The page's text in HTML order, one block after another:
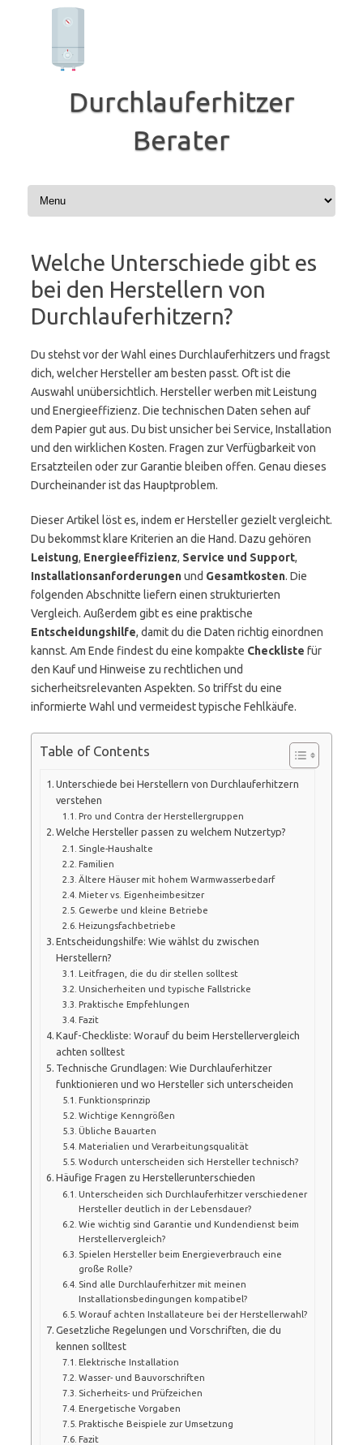
Durchlauferhitzer
Berater
Welche Unterschiede gibt es
bei den Herstellern von
Durchlauferhitzern?
Du stehst vor der Wahl eines Durchlauferhitzers und fragst
dich, welcher Hersteller am besten passt. Oft ist die
Auswahl unübersichtlich. Hersteller werben mit Leistung
und Energieeffizienz. Die technischen Daten sehen auf
dem Papier gut aus. Du bist unsicher bei Service, Installation
und den wirklichen Kosten. Fragen zur Verfügbarkeit von
Ersatzteilen oder zur Garantie bleiben offen. Genau dieses
Durcheinander ist das Hauptproblem.
Dieser Artikel löst es, indem er Hersteller gezielt vergleicht.
Du bekommst klare Kriterien an die Hand. Dazu gehören
Leistung, Energieeffizienz, Service und Support,
Installationsanforderungenund Gesamtkosten. Die
folgenden Abschnitte liefern einen strukturierten
Vergleich. Außerdem gibt es eine praktische
Entscheidungshilfe, damit du die Daten richtig einordnen
kannst. Am Ende findest du eine kompakte Checkliste für
den Kauf und Hinweise zu rechtlichen und
sicherheitsrelevanten Aspekten. So triffst du eine
informierte Wahl und vermeidest typische Fehlkäufe.
Table of Contents
Unterschiede bei Herstellern von Durchlauferhitzern
verstehen
Pro und Contra der Herstellergruppen
Welche Hersteller passen zu welchem Nutzertyp?
Single-Haushalte
Familien
Ältere Häuser mit hohem Warmwasserbedarf
Mieter vs. Eigenheimbesitzer
Gewerbe und kleine Betriebe
Heizungsfachbetriebe
Entscheidungshilfe: Wie wählst du zwischen
Herstellern?
Leitfragen, die du dir stellen solltest
Unsicherheiten und typische Fallstricke
Praktische Empfehlungen
Fazit
Kauf-Checkliste: Worauf du beim Herstellervergleich
achten solltest
Technische Grundlagen: Wie Durchlauferhitzer
funktionieren und wo Hersteller sich unterscheiden
Funktionsprinzip
Wichtige Kenngrößen
Übliche Bauarten
Materialien und Verarbeitungsqualität
Wodurch unterscheiden sich Hersteller technisch?
Häufige Fragen zu Herstellerunterschieden
Unterscheiden sich Durchlauferhitzer verschiedener
Hersteller deutlich in der Lebensdauer?
Wie wichtig sind Garantie und Kundendienst beim
Herstellervergleich?
Spielen Hersteller beim Energieverbrauch eine
große Rolle?
Sind alle Durchlauferhitzer mit meinen
Installationsbedingungen kompatibel?
Worauf achten Installateure bei der Herstellerwahl?
Gesetzliche Regelungen und Vorschriften, die du
kennen solltest
Elektrische Installation
Wasser- und Bauvorschriften
Sicherheits- und Prüfzeichen
Energetische Vorgaben
Praktische Beispiele zur Umsetzung
Fazit